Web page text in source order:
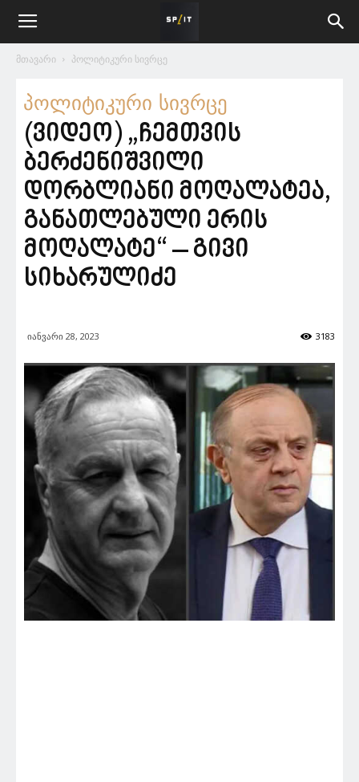
მთავარი პოლიტიკური სივრცე
პოლიტიკური სივრცე
(ვიდეო) „ჩემთვის
ბერძენიშვილი
დორბლიანი მოღალატეა,
განათლებული ერის
მოღალატე“ – გივი
სიხარულიძე
იანვარი 28, 2023 3183